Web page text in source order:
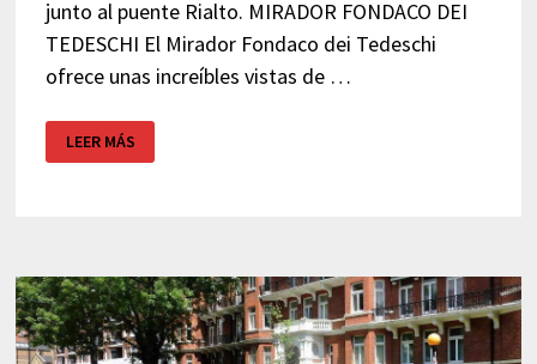
junto al puente Rialto. MIRADOR FONDACO DEI
TEDESCHI El Mirador Fondaco dei Tedeschi
ofrece unas increíbles vistas de …
MIRADOR
GRATIS
EN
LEER MÁS